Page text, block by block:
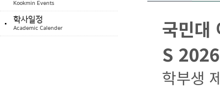
Kookmin Events
학사일정
Academic Calender
국민대
S
학부생